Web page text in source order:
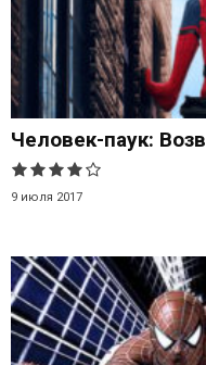
Человек-паук:
9 июля 2017